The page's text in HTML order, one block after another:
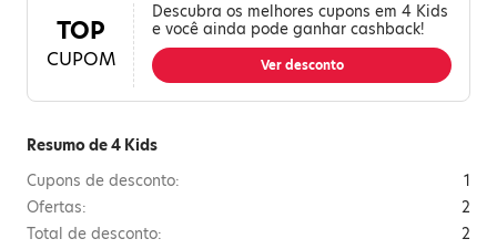
TOP
CUPOM
Descubra os melhores cupons em 4 Kids
e você ainda pode ganhar cashback!
Ver desconto
Resumo de 4 Kids
Cupons de desconto:
1
Ofertas:
2
Total de desconto:
2